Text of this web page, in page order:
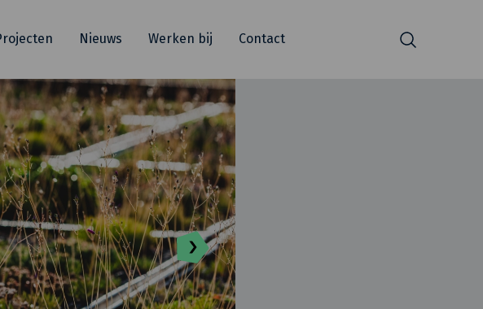
Nieuws Werken bij Contact Zoeken